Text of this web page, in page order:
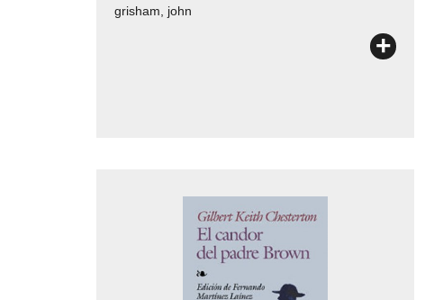
grisham, john
+